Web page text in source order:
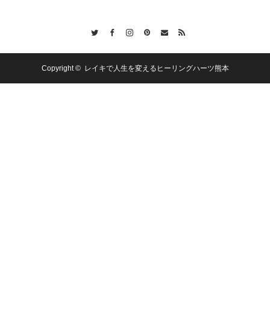
Copyright © レイキで人生を変えるヒーリングハーツ熊本